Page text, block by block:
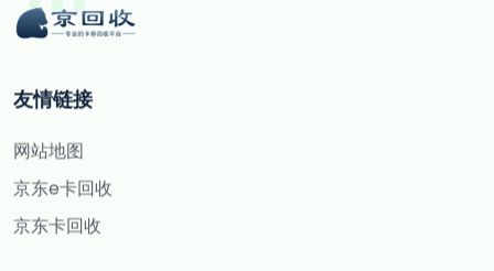
友情链接
网站地图
京东e卡回收
京东卡回收